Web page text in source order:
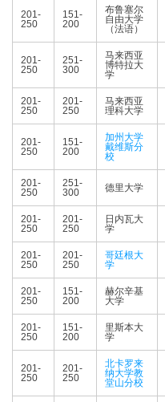
201-
250
151-
200
布鲁塞尔
自由大学
（法语）
201-
250
251-
300
马来西亚
博特拉大
学
201-
250
201-
250
马来西亚
理科大学
201-
250
151-
200
加州大学
戴维斯分
校
201-
250
251-
300
德里大学
201-
250
201-
250
日内瓦大
学
201-
250
201-
250
哥廷根大
学
201-
250
151-
200
赫尔辛基
大学
201-
250
151-
200
里斯本大
学
201-
250
201-
250
北卡罗来
纳大学教
堂山分校